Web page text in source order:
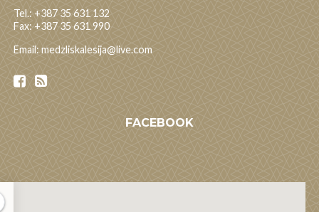
Tel.: +387 35 631 132
Fax: +387 35 631 990
Email: medzliskalesija@live.com
FACEBOOK